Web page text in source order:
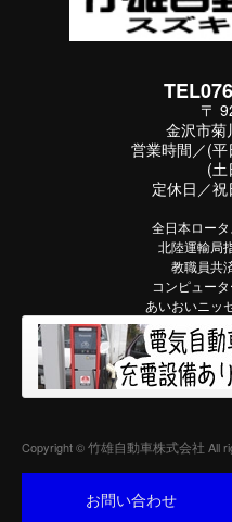
〒
金沢市菊
営業時間／(
(土日)8
定休日／
全日本ロー
北陸運輸局
教職員共
コンピュー
あいおいニッ
Copyright ©竹雄自動車株式会社 All
お問い合わせ